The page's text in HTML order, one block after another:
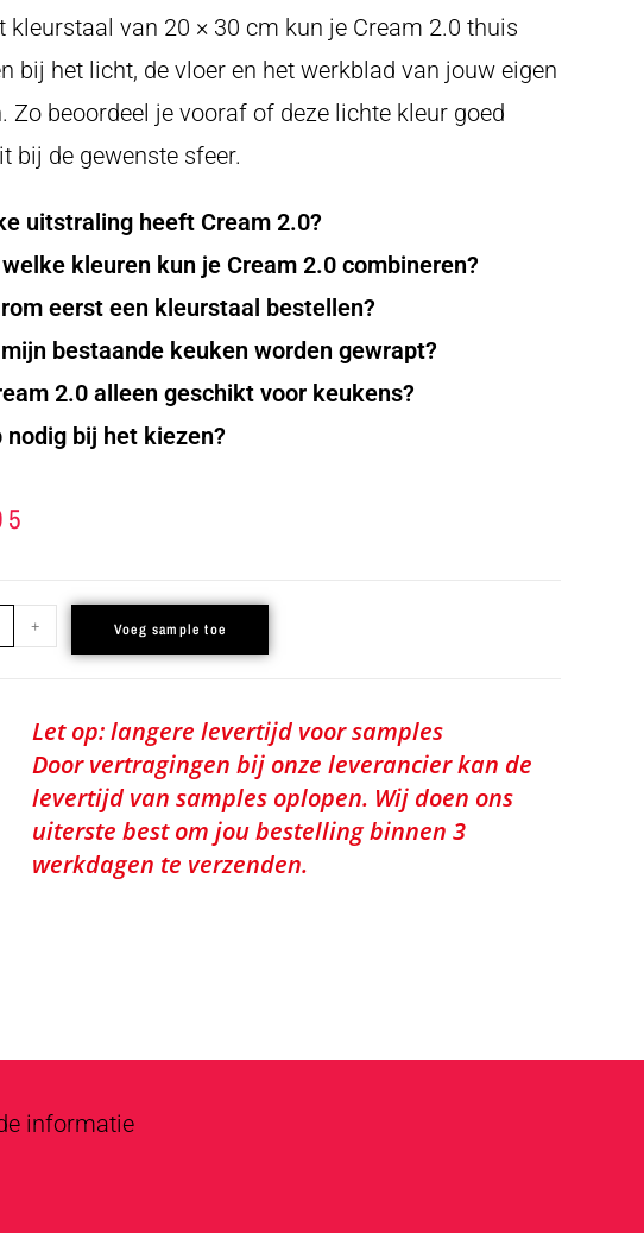
kleurstaal van 20 × 30 cm kun je Cream 2.0 thuis
bij het licht, de vloer en het werkblad van jouw eigen
Zo beoordeel je vooraf of deze lichte kleur goed
bij de gewenste sfeer.
uitstraling heeft Cream 2.0?
kleuren kun je Cream 2.0 combineren?
eerst een kleurstaal bestellen?
bestaande keuken worden gewrapt?
2.0 alleen geschikt voor keukens?
nodig bij het kiezen?
+ Voeg sample toe
Let op: langere levertijd voor samples
Door vertragingen bij onze leverancier kan de
levertijd van samples oplopen. Wij doen ons
uiterste best om jou bestelling binnen 3
werkdagen te verzenden.
informatie